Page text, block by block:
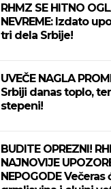
RHMZ SE HITNO
NEVREME: Izdato
tri dela Srbije!
UVEČE NAGLA
Srbiji danas toplo,
stepeni!
BUDITE OPREZNI!
NAJNOVIJE
NEPOGODE